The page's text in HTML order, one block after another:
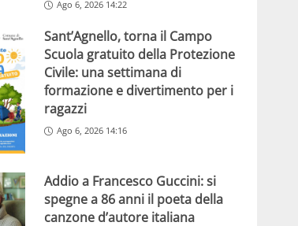
Ago 6, 2026 14:22
Sant’Agnello, torna il Campo
Scuola gratuito della Protezione
Civile: una settimana di
formazione e divertimento per i
ragazzi
Ago 6, 2026 14:16
Addio a Francesco Guccini: si
spegne a 86 anni il poeta della
canzone d’autore italiana